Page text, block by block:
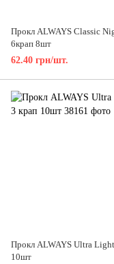
Прокл ALWAYS Classic
6крап 8шт
62.40 грн/шт.
Прокл ALWAYS Ultra
10шт